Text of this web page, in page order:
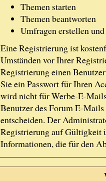
Themen starten
Themen beantworten
Umfragen erstellen
Eine Registrierung ist
Umständen vor Ihrer
Registrierung einen
Sie ein Passwort für Ihren
wird nicht für Werbe-E-
Benutzer des Forum E-
entscheiden. Der
Registrierung auf Gültigkeit
Informationen, die für den